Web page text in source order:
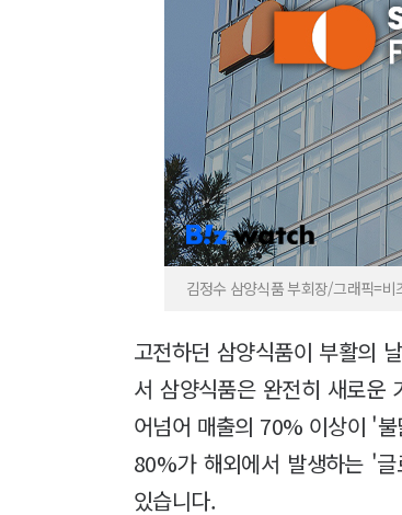
김정수 삼양식품 부회장/그래픽=비
고전하던 삼양식품이 부활의
서 삼양식품은 완전히 새로운
어넘어 매출의 70% 이상이 '
80%가 해외에서 발생하는 '
있습니다.